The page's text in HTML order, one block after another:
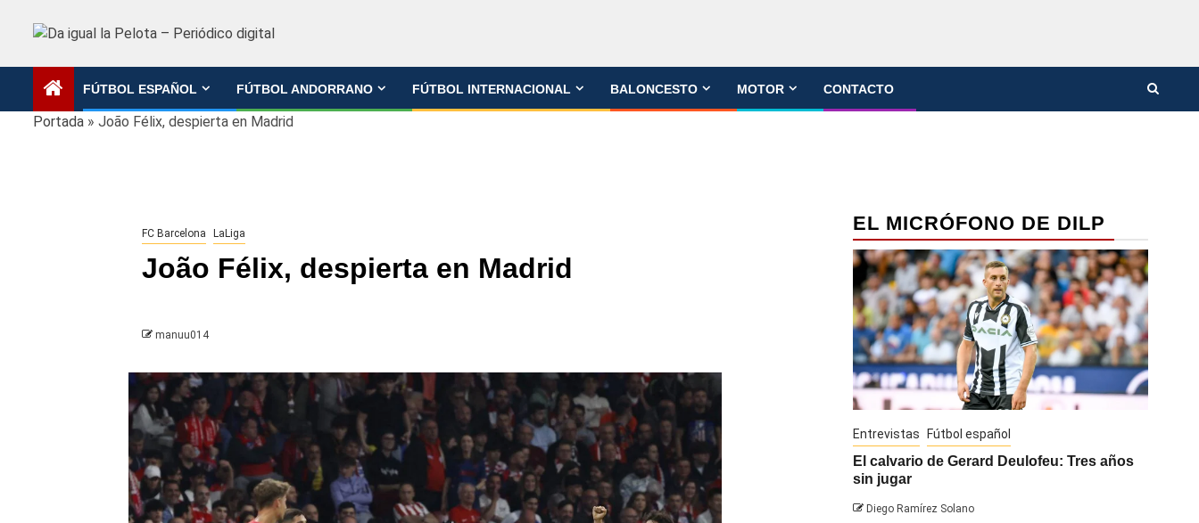
FÚTBOL ESPAÑOL FÚTBOL ANDORRANO FÚTBOL INTERNACIONAL BALONCESTO MOTOR CONTACTO
Portada » João Félix, despierta en Madrid
FC Barcelona LaLiga
João Félix, despierta en Madrid
manuu014
EL MICRÓFONO DE DILP
Entrevistas Fútbol español
El calvario de Gerard Deulofeu: Tres años
sin jugar
Diego Ramírez Solano